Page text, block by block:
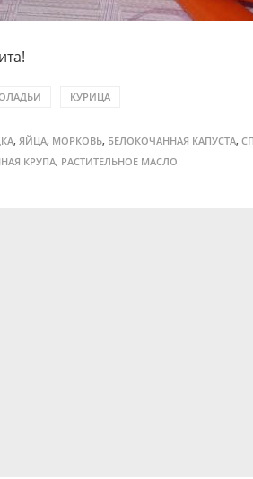
КУРИЦА
, ЯЙЦА, МОРКОВЬ, БЕЛОКОЧАННАЯ КАПУСТА,
КРУПА, РАСТИТЕЛЬНОЕ МАСЛО